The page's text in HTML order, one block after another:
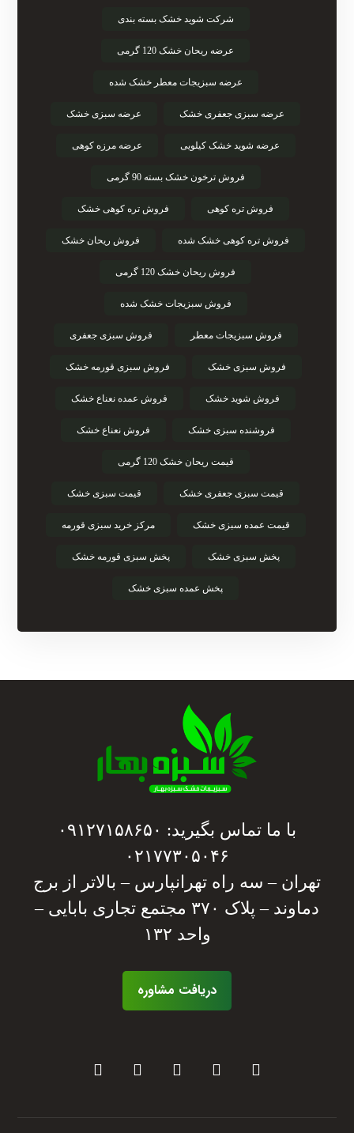
شرکت شوید خشک بسته بندی
عرضه ریحان خشک 120 گرمی
عرضه سبزیجات معطر خشک شده
عرضه سبزی جعفری خشک عرضه سبزی خشک
عرضه شوید خشک کیلویی عرضه مرزه کوهی
فروش ترخون خشک بسته 90 گرمی
فروش تره کوهی فروش تره کوهی خشک
فروش تره کوهی خشک شده فروش ریحان خشک
فروش ریحان خشک 120 گرمی
فروش سبزیجات خشک شده
فروش سبزیجات معطر فروش سبزی جعفری
فروش سبزی خشک فروش سبزی قورمه خشک
فروش شوید خشک فروش عمده نعناع خشک
فروشنده سبزی خشک فروش نعناع خشک
قیمت ریحان خشک 120 گرمی
قیمت سبزی جعفری خشک قیمت سبزی خشک
قیمت عمده سبزی خشک مرکز خرید سبزی قورمه
پخش سبزی خشک پخش سبزی قورمه خشک
پخش عمده سبزی خشک
با ما تماس بگیرید: ۰۹۱۲۷۱۵۸۶۵۰
۰۲۱۷۷۳۰۵۰۴۶
تهران – سه راه تهرانپارس – بالاتر از برج
دماوند – پلاک ۳۷۰ مجتمع تجاری بابایی –
واحد ۱۳۲
دریافت مشاوره